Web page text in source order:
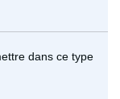
dans ce type